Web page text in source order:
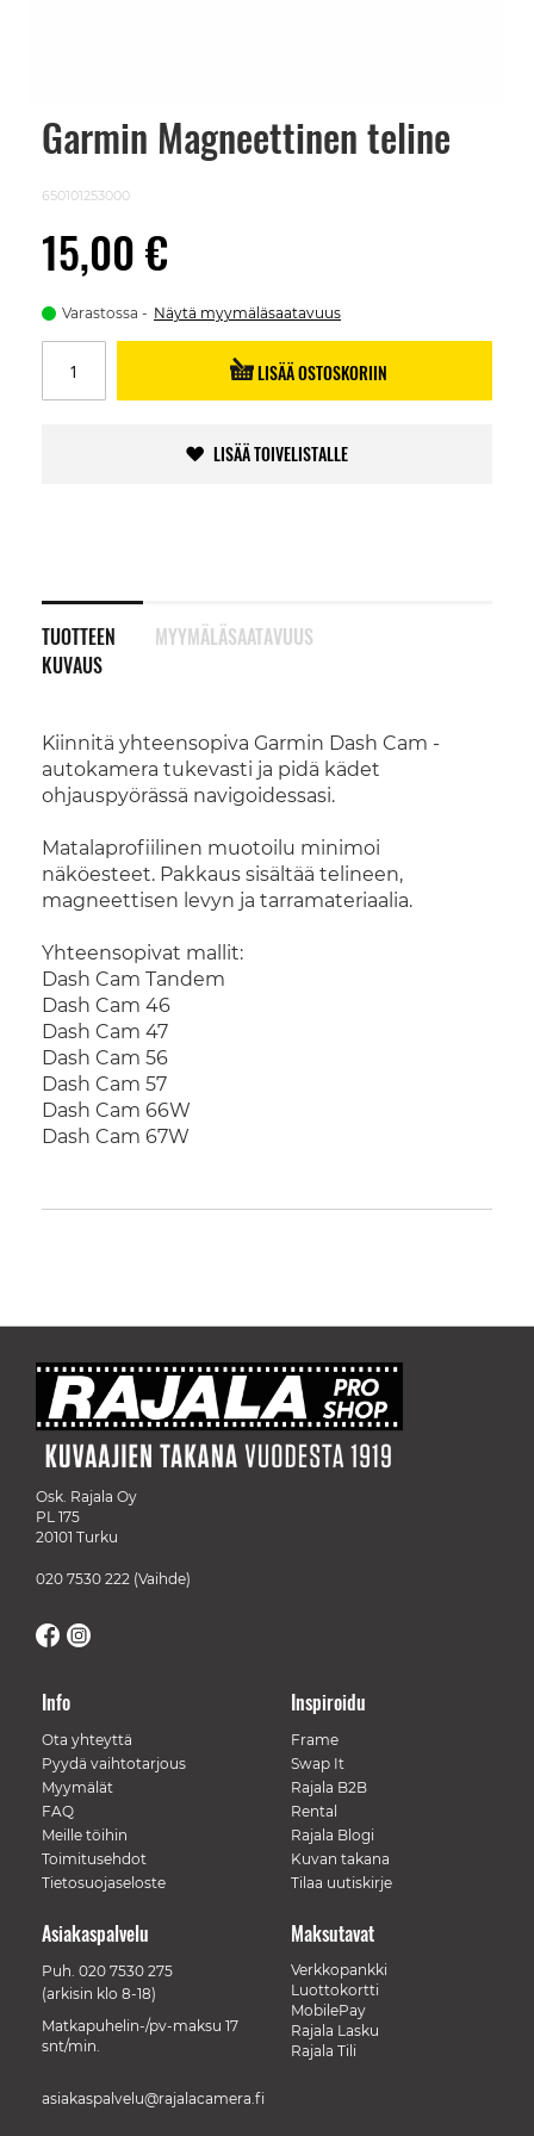
Garmin Magneettinen teline
650101253000
15,00 €
Varastossa Näytä myymäläsaatavuus
LISÄÄ OSTOSKORIIN
LISÄÄ TOIVELISTALLE
TUOTTEEN
KUVAUS
Kiinnitä yhteensopiva Garmin Dash Cam -
autokamera tukevasti ja pidä kädet
ohjauspyörässä navigoidessasi.
Matalaprofiilinen muotoilu minimoi
näköesteet. Pakkaus sisältää telineen,
magneettisen levyn ja tarramateriaalia.
Yhteensopivat mallit:
Dash Cam Tandem
Dash Cam 46
Dash Cam 47
Dash Cam 56
Dash Cam 57
Dash Cam 66W
Dash Cam 67W
MYYMÄLÄSAATAVUUS
Skip
images
gallery
Osk. Rajala Oy
PL 175
20101 Turku
020 7530 222 (Vaihde)
Info
Ota yhteyttä
Pyydä vaihtotarjous
Myymälät
FAQ
Meille töihin
Toimitusehdot
Tietosuojaseloste
Inspiroidu
Frame
Swap It
Rajala B2B
Rental
Rajala Blogi
Kuvan takana
Tilaa uutiskirje
Maksutavat
Verkkopankki
Luottokortti
MobilePay
Rajala Lasku
Rajala Tili
Asiakaspalvelu
Puh. 020 7530 275
(arkisin klo 8-18)
Matkapuhelin-/pv-maksu 17
snt/min.
asiakaspalvelu@rajalacamera.fi